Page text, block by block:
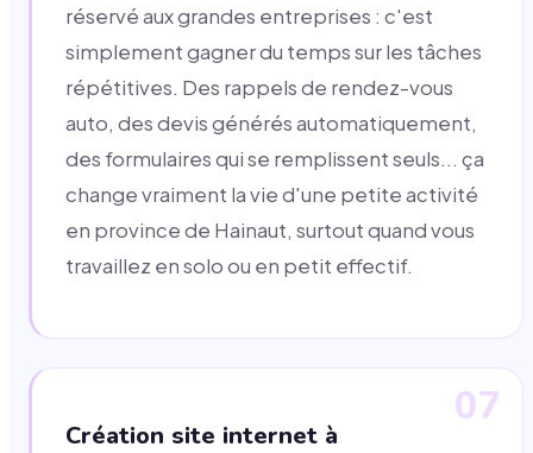
réservé aux grandes entreprises : c'est
simplement gagner du temps sur les tâches
répétitives. Des rappels de rendez-vous
auto, des devis générés automatiquement,
des formulaires qui se remplissent seuls... ça
change vraiment la vie d'une petite activité
en province de Hainaut, surtout quand vous
travaillez en solo ou en petit effectif.
07
Création site internet à